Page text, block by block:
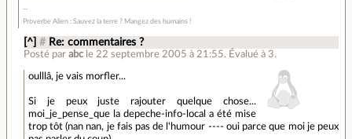
Proverbe Alien : Sauvez la terre ? Mangez des humains !
[^] # Re: commentaires ?
Posté par abc le 22 septembre 2005 à 21:55. Évalué à 3.
oulllâ, je vais morfler...
Si je peux juste rajouter quelque chose...
moi_je_pense_que la depeche-info-local a été mise
trop tôt (nan nan, je fais pas de l'humour ---- oui parce que moi je peux